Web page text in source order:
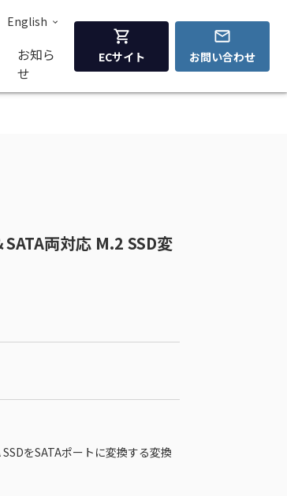
English
お知ら
せ
ECサイト お問い合わせ
両対応 M.2 SSD変
をSATAポートに変換する変換